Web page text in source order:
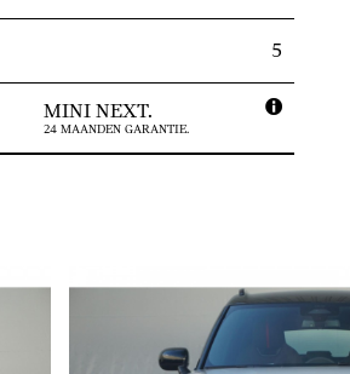
5
MINI NEXT.
24 MAANDEN GARANTIE.